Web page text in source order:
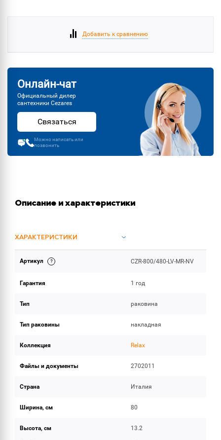
Добавить к сравнению
Онлайн-чат
Официальный дилер
сантехники Cezares
Связаться
Можно написать или
позвонить
Описание и характеристики
ХАРАКТЕРИСТИКИ
ИНСТРУКЦИИ И ДОКУМЕНТАЦИЯ
Артикул CZR-800/480-LV-MR-NV
Гарантия 1 год
Тип раковина
Тип раковины накладная
Коллекция Relax
Файлы и документы 2702011
Страна Италия
Ширина, см 80
Высота, см 13.2